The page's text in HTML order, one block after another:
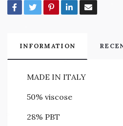
INFORMATION
MADE IN ITALY
50% viscose
28% PBT